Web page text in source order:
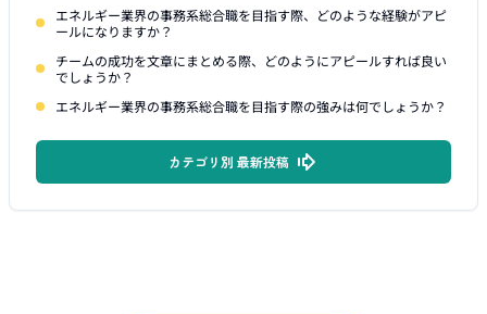
エネルギー業界の事務系総合職を目指す際、どのような経験がアピ
ールになりますか？
チームの成功を文章にまとめる際、どのようにアピールすれば良い
でしょうか？
エネルギー業界の事務系総合職を目指す際の強みは何でしょうか？
カテゴリ別 最新投稿